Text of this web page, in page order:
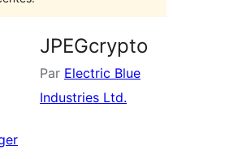
JPEGcrypto
Par Electric Blue
Industries Ltd.